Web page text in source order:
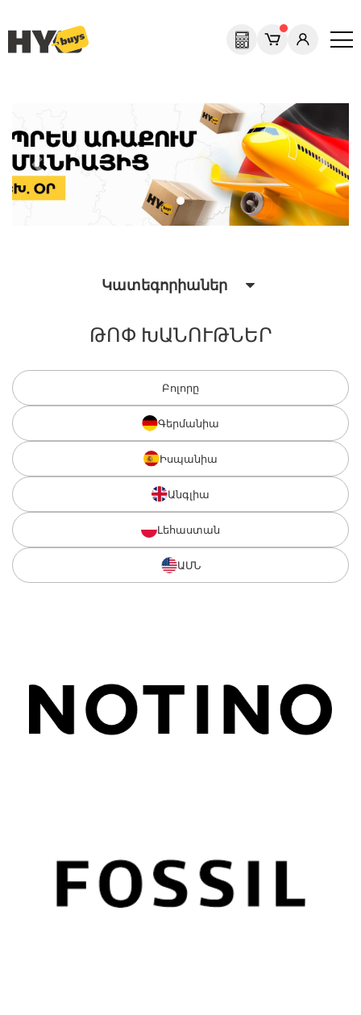
Previous Next
Կատեգորիաներ
ԹՈՓ ԽԱՆՈՒԹՆԵՐ
Բոլորը
Գերմանիա
Իսպանիա
Անգլիա
Լեհաստան
ԱՄՆ